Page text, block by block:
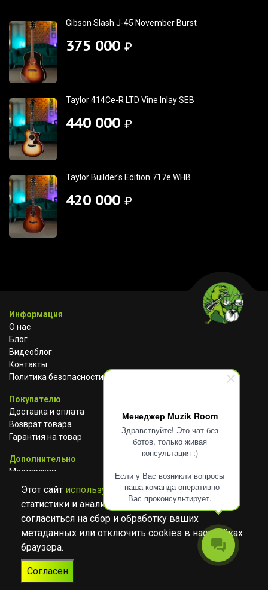
Менеджер Muzik Room
Здравствуйте! Это чат без
ботов, только живая
консультация :)
Если у Вас возникли вопросы
- наша команда оперативно
Вас проконсультирует.
Gibson Slash J-45 November Burst
375 000 ₽
Taylor 414Ce-R LTD Vine Inlay SEB
440 000 ₽
Taylor Builder's Edition 717e WHB
420 000 ₽
Информация
О нас
Блог
Видеоблог
Контакты
Политика безопасности
Покупателю
Доставка и оплата
Возврат товара
Гарантия на товар
Дополнительно
Мастерская
Сотрудничество
АВИТО
TELEGRAM
YOUTUBE
© Музыкальный магазин Muzik Room, 2023-2026
Этот сайт использует cookies для сбора
статистики и анализа работы сайта. Просим
согласиться на сбор и обработку ваших
метаданных или отключить cookies в настройках
браузера.
Согласен